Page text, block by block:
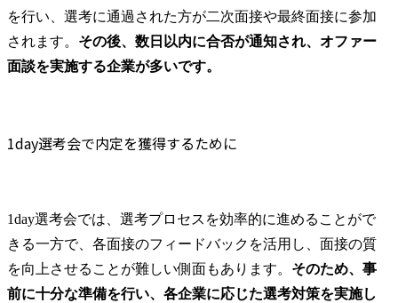
を行い、選考に通過された方が二次面接や最終面接に参加
されます。 その後、数日以内に合否が通知され、オファー
面談を実施する企業が多いです。
1day選考会で内定を獲得するために
1day選考会では、選考プロセスを効率的に進めることがで
きる一方で、各面接のフィードバックを活用し、面接の質
を向上させることが難しい側面もあります。 そのため、事
前に十分な準備を行い、各企業に応じた選考対策を実施し